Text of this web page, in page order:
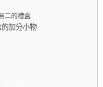
二的禮盒
加分小物